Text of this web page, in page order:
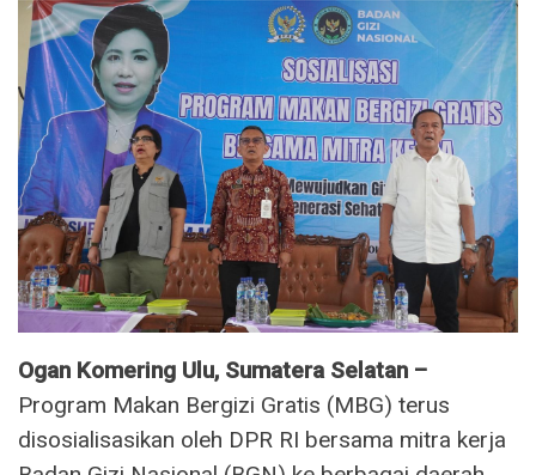
Ogan Komering Ulu, Sumatera Selatan –
Program Makan Bergizi Gratis (MBG) terus
disosialisasikan oleh DPR RI bersama mitra kerja